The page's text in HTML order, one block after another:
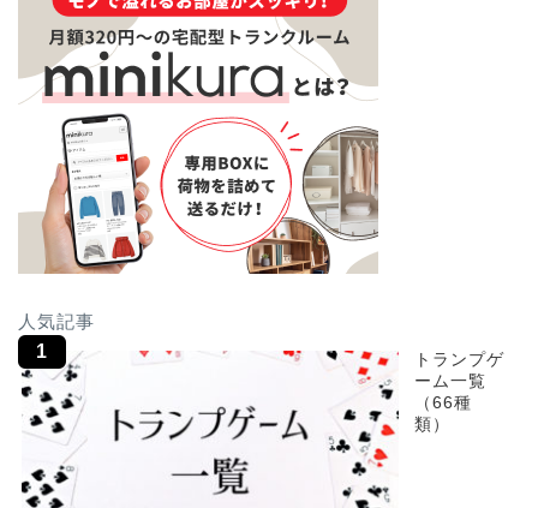
人気記事
トランプゲ
ーム一覧
（66種
類）